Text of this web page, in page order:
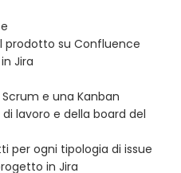
prodotto su Confluence
Jira
e una Kanban
lavoro e della board del
per ogni tipologia di issue
in Jira